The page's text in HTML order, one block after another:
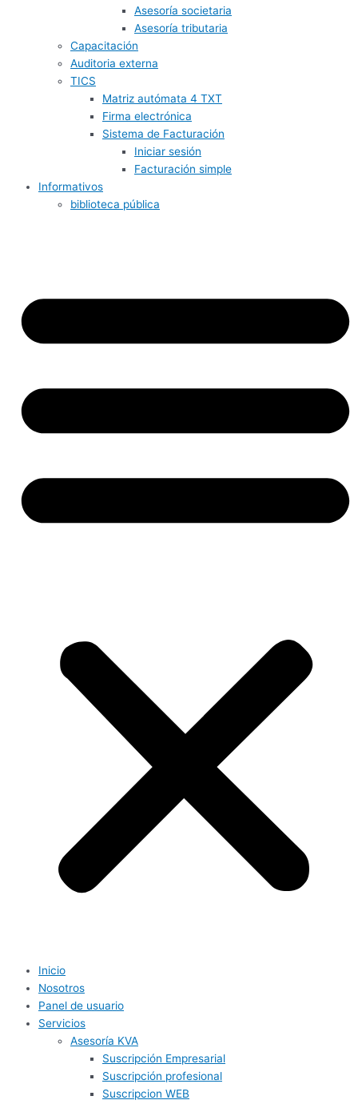
Asesoría societaria
Asesoría tributaria
Capacitación
Auditoria externa
TICS
Matriz autómata 4 TXT
Firma electrónica
Sistema de Facturación
Iniciar sesión
Facturación simple
Informativos
biblioteca pública
Inicio
Nosotros
Panel de usuario
Servicios
Asesoría KVA
Suscripción Empresarial
Suscripción profesional
Suscripcion WEB